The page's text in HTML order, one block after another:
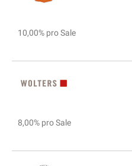
10,00% pro Sale
8,00% pro Sale